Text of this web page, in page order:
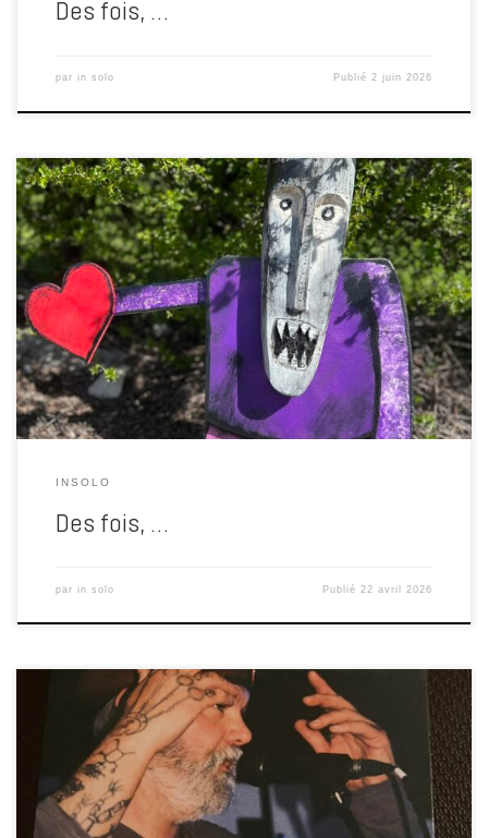
Des fois, …
par in solo Publié2 juin 2026
À l’heure où le monde s’effondre lentement dans le vacarme du
silence, moi… je crée. Je bricole, je trafique, je fabrique des bazars,
des trucs, des bidules qui tiennent parfois debout, parfois non. Mais
je crée. À l’heure où les associations culturelles disparaissent plus
vite que les idées réductrices, où […]
INSOLO
Des fois, …
par in solo Publié 22 avril 2026
Il y a une fatigue. Celle d’entendre, encore et encore, que ce qui a de
la valeur doit forcément avoir un prix. Que si c’est payant, c’est
sérieux. Que si c’est cher, c’est mieux. Qu’un artiste “vaut” plus s’il
se vend. Qu’une pratique est légitime seulement si elle se facture.